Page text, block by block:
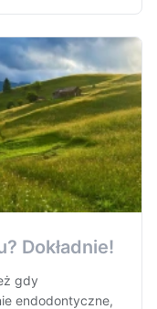
Dokładnie!
gdy
endodontyczne,